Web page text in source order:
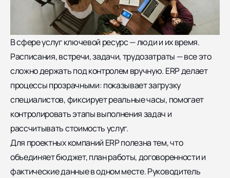
В сфере услуг ключевой ресурс — люди и их время.
Расписания, встречи, задачи, трудозатраты — все это
сложно держать под контролем вручную. ERP делает
процессы прозрачными: показывает загрузку
специалистов, фиксирует реальные часы, помогает
контролировать этапы выполнения задач и
рассчитывать стоимость услуг.
Для проектных компаний ERP полезна тем, что
объединяет бюджет, план работы, договоренности и
фактические данные в одном месте. Руководитель